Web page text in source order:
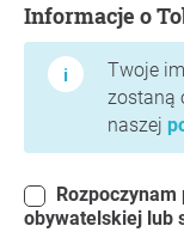
Informacje o
Twoje
zostaną
naszej
obywatelskiej lub